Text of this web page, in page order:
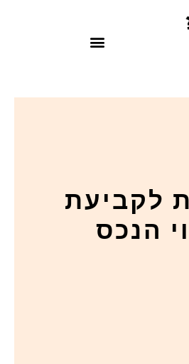
לקביעת
הנכס